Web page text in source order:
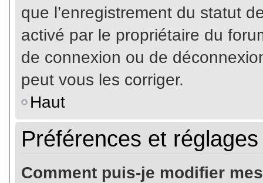
que l’enregistrement du statut
activé par le propriétaire du
de connexion ou de
peut vous les corriger.
Haut
Préférences et
Comment puis-je modifier